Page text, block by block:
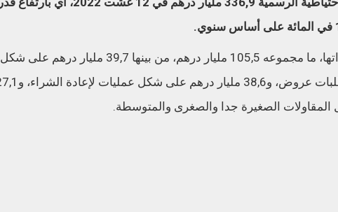
وضخ بنك المغرب، خلال الفترة ذاتها، ما مجموعه 105,5 مليار درهم، من بينها 39,7 مليار درهم على شكل
الصغيرة جدا والصغرى والمتوسطة.